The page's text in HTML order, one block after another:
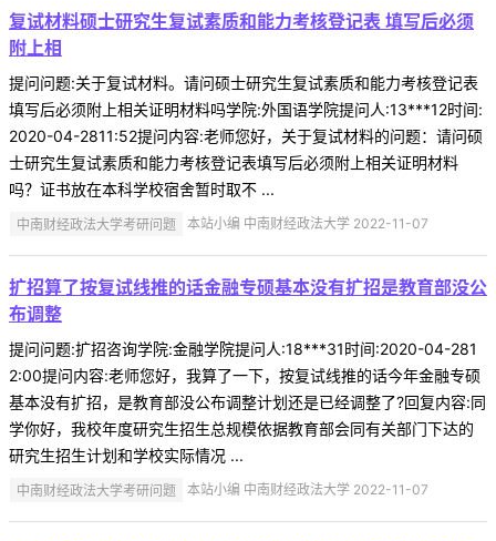
复试材料硕士研究生复试素质和能力考核登记表 填写后必须
附上相
提问问题:关于复试材料。请问硕士研究生复试素质和能力考核登记表
填写后必须附上相关证明材料吗学院:外国语学院提问人:13***12时间:
2020-04-2811:52提问内容:老师您好，关于复试材料的问题：请问硕
士研究生复试素质和能力考核登记表填写后必须附上相关证明材料
吗？证书放在本科学校宿舍暂时取不 ...
中南财经政法大学考研问题 本站小编 中南财经政法大学 2022-11-07
扩招算了按复试线推的话金融专硕基本没有扩招是教育部没公
布调整
提问问题:扩招咨询学院:金融学院提问人:18***31时间:2020-04-281
2:00提问内容:老师您好，我算了一下，按复试线推的话今年金融专硕
基本没有扩招，是教育部没公布调整计划还是已经调整了?回复内容:同
学你好，我校年度研究生招生总规模依据教育部会同有关部门下达的
研究生招生计划和学校实际情况 ...
中南财经政法大学考研问题 本站小编 中南财经政法大学 2022-11-07